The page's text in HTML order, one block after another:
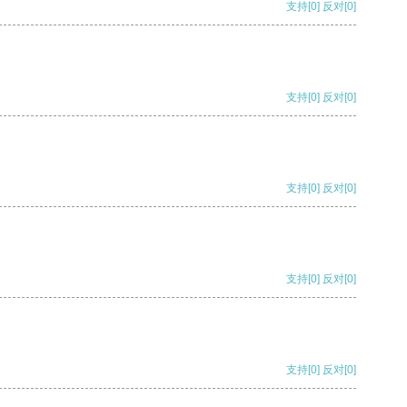
支持[0] 反对[0]
支持[0] 反对[0]
支持[0] 反对[0]
支持[0] 反对[0]
支持[0] 反对[0]